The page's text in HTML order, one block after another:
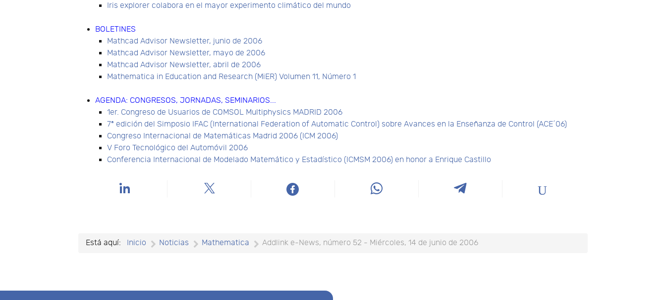
Iris explorer colabora en el mayor experimento climático del mundo
BOLETINES
Mathcad Advisor Newsletter, junio de 2006
Mathcad Advisor Newsletter, mayo de 2006
Mathcad Advisor Newsletter, abril de 2006
Mathematica in Education and Research (MiER) Volumen 11, Número 1
AGENDA: CONGRESOS, JORNADAS, SEMINARIOS...
1er. Congreso de Usuarios de COMSOL Multiphysics MADRID 2006
7ª edición del Simposio IFAC (International Federation of Automatic Control) sobre Avances en la Enseñanza de Control (ACE´06)
Congreso Internacional de Matemáticas Madrid 2006 (ICM 2006)
V Foro Tecnológico del Automóvil 2006
Conferencia Internacional de Modelado Matemático y Estadístico (ICMSM 2006) en honor a Enrique Castillo
Está aquí: Inicio Noticias Mathematica Addlink e-News, número 52 - Miércoles, 14 de junio de 2006